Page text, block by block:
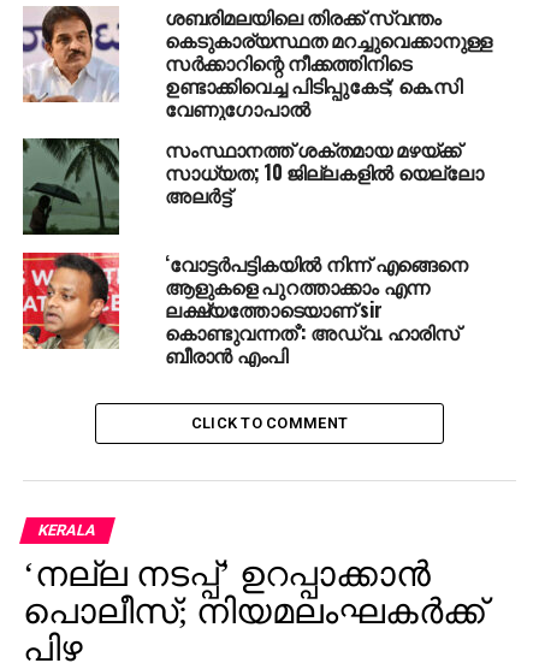
UP NEXT
മാമി തിരോധാനക്കേസ്: ഡ്രൈവറെ
കാണാനില്ല, നിര്‍ണായക സിസിടിവി ദൃശ്യം
ലഭിച്ചു
DON'T MISS
പി ജയചന്ദ്രന് സംഗീതലോകത്തിന്റെ
അന്ത്യാഞ്ജലി; സംസ്കാരം നാളെ, ഇന്ന്
പൊതുദർശനം
ശബരിമലയിലെ തിരക്ക് സ്വന്തം
കെടുകാര്യസ്ഥത മറച്ചുവെക്കാനുള്ള
സര്‍ക്കാറിന്റെ നീക്കത്തിനിടെ
ഉണ്ടാക്കിവെച്ച പിടിപ്പുകേട്; കെ.സി
വേണുഗോപാല്‍
സംസ്ഥാനത്ത് ശക്തമായ മഴയ്ക്ക്
സാധ്യത; 10 ജില്ലകളില്‍ യെല്ലോ
അലര്‍ട്ട്
‘വോട്ടര്‍പട്ടികയില്‍ നിന്ന് എങ്ങെനെ
ആളുകളെ പുറത്താക്കാം എന്ന
ലക്ഷ്യത്തോടെയാണ് sir
കൊണ്ടുവന്നത്’: അഡ്വ. ഹാരിസ്
ബീരാൻ എംപി
CLICK TO COMMENT
KERALA
‘നല്ല നടപ്പ്’ ഉറപ്പാക്കാന്‍
പൊലീസ്; നിയമലംഘകര്‍ക്ക്
പിഴ